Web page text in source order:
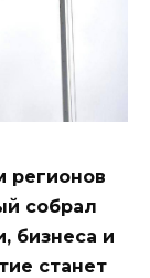
регионов
собрал
бизнеса и
станет